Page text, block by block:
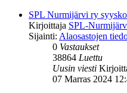
SPL Nurmijärvi ry
Kirjoittaja SPL-
Sijainti: Alaosastojen
0 Vastaukset
38864 Luettu
Uusin viesti
07 Marras 2024